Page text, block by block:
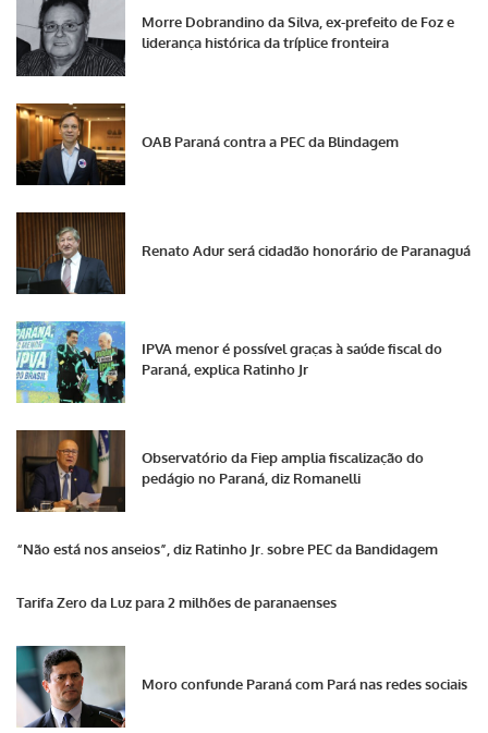
Morre Dobrandino da Silva, ex-prefeito de Foz e
liderança histórica da tríplice fronteira
OAB Paraná contra a PEC da Blindagem
Renato Adur será cidadão honorário de Paranaguá
IPVA menor é possível graças à saúde fiscal do
Paraná, explica Ratinho Jr
Observatório da Fiep amplia fiscalização do
pedágio no Paraná, diz Romanelli
“Não está nos anseios”, diz Ratinho Jr. sobre PEC da Bandidagem
Tarifa Zero da Luz para 2 milhões de paranaenses
Moro confunde Paraná com Pará nas redes sociais